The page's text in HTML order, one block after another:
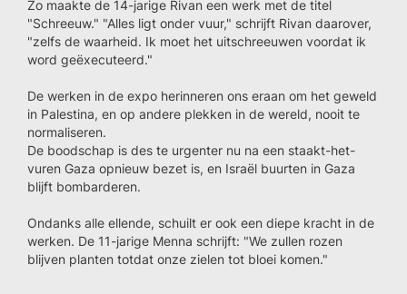
Zo maakte de 14-jarige Rivan een werk met de titel
"Schreeuw." "Alles ligt onder vuur," schrijft Rivan daarover,
"zelfs de waarheid. Ik moet het uitschreeuwen voordat ik
word geëxecuteerd."
De werken in de expo herinneren ons eraan om het geweld
in Palestina, en op andere plekken in de wereld, nooit te
normaliseren.
De boodschap is des te urgenter nu na een staakt-het-
vuren Gaza opnieuw bezet is, en Israël buurten in Gaza
blijft bombarderen.
Ondanks alle ellende, schuilt er ook een diepe kracht in de
werken. De 11-jarige Menna schrijft: "We zullen rozen
blijven planten totdat onze zielen tot bloei komen."